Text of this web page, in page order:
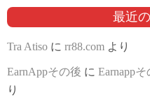
最近
Tra Atiso に rr88.com より
EarnAppその後 に Earnapp
り